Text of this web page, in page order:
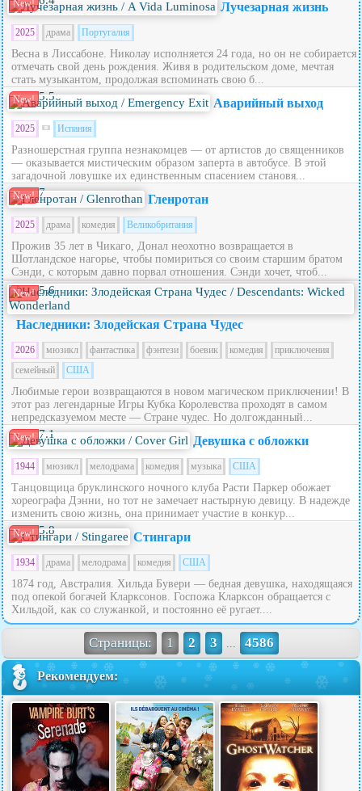
New! Лучезарная жизнь
2025 драма Португалия
Весна в Лиссабоне. Николау исполняется 24 года, но он не собирается
отмечать свой день рождения. Живя в родительском доме, мечтая
стать музыкантом, продолжая вспоминать свою б...
New! 5.5 Аварийный выход
2025 Испания
Разношерстная группа незнакомцев — от артистов до священников
— оказывается мистическим образом заперта в автобусе. В этой
загадочной ловушке их единственным спасением становя...
New! 7 Гленротан
2025 драма комедия Великобритания
Прожив 35 лет в Чикаго, Донал неохотно возвращается в
Шотландское нагорье, чтобы помириться со своим старшим братом
Сэнди, с которым давно порвал отношения. Сэнди хочет, чтоб...
New! 5.6
Наследники: Злодейская Страна Чудес
2026 мюзикл фантастика фэнтези боевик комедия
приключения
семейный
США
Любимые герои возвращаются в новом магическом приключении! В
этот раз легендарные Игры Кубка Королевства проходят в самом
непредсказуемом месте — Стране чудес. Но долгожданный...
New! 7.1 Девушка с обложки
1944 мюзикл мелодрама комедия музыка США
Танцовщица бруклинского ночного клуба Расти Паркер обожает
хореографа Дэнни, но тот не замечает настырную девицу. В надежде
изменить свою жизнь, она принимает участие в конкур...
New! 5.8 Стингари
1934 драма мелодрама комедия США
1874 год, Австралия. Хильда Бувери — бедная девушка, находящаяся
под опекой богачей Кларксонов. Госпожа Кларксон обращается с
Хильдой, как со служанкой, и постоянно её ругает....
Страницы: 1 2 3 ... 4586
Рекомендуем: